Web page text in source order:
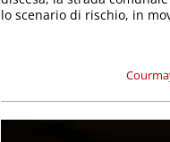
lo scenario di rischio, in